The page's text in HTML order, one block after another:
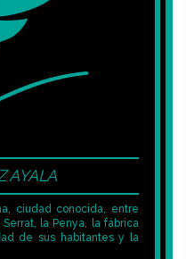
AYALA
ciudad conocida, entre
la Penya, la fábrica
de sus habitantes y la